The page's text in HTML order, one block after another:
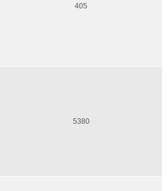
405
5380